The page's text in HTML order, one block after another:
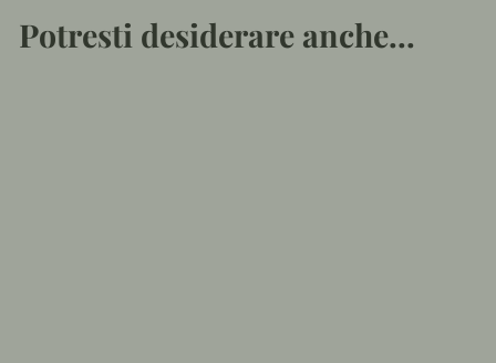
Potresti desiderare anche...